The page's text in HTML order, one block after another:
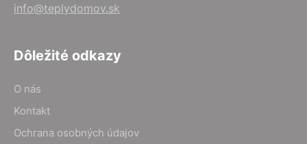
info@teplydomov.sk
Dôležité odkazy
O nás
Kontakt
Ochrana osobných údajov